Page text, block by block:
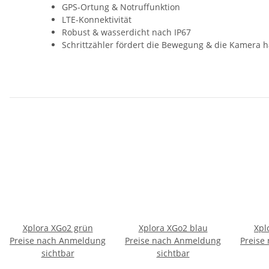
GPS-Ortung & Notruffunktion
LTE-Konnektivität
Robust & wasserdicht nach IP67
Schrittzähler fördert die Bewegung & die Kamera
Xplora XGo2 grün
Preise nach Anmeldung
sichtbar
Xplora XGo2 blau
Preise nach Anmeldung
sichtbar
Preise